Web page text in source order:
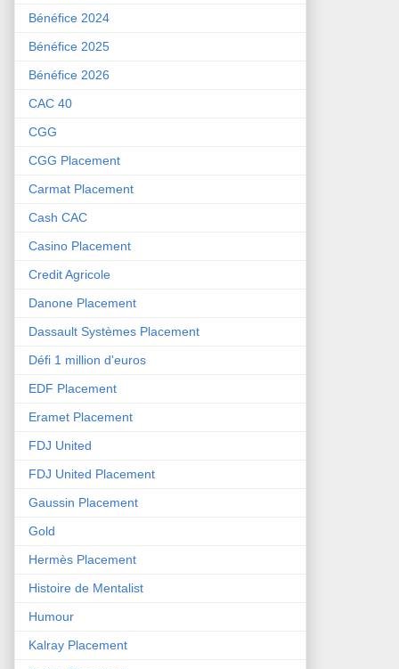
Bénéfice 2024
Bénéfice 2025
Bénéfice 2026
CAC 40
CGG
CGG Placement
Carmat Placement
Cash CAC
Casino Placement
Credit Agricole
Danone Placement
Dassault Systèmes Placement
Défi 1 million d'euros
EDF Placement
Eramet Placement
FDJ United
FDJ United Placement
Gaussin Placement
Gold
Hermès Placement
Histoire de Mentalist
Humour
Kalray Placement